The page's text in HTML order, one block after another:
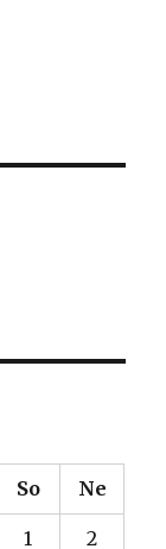
So Ne
1 2